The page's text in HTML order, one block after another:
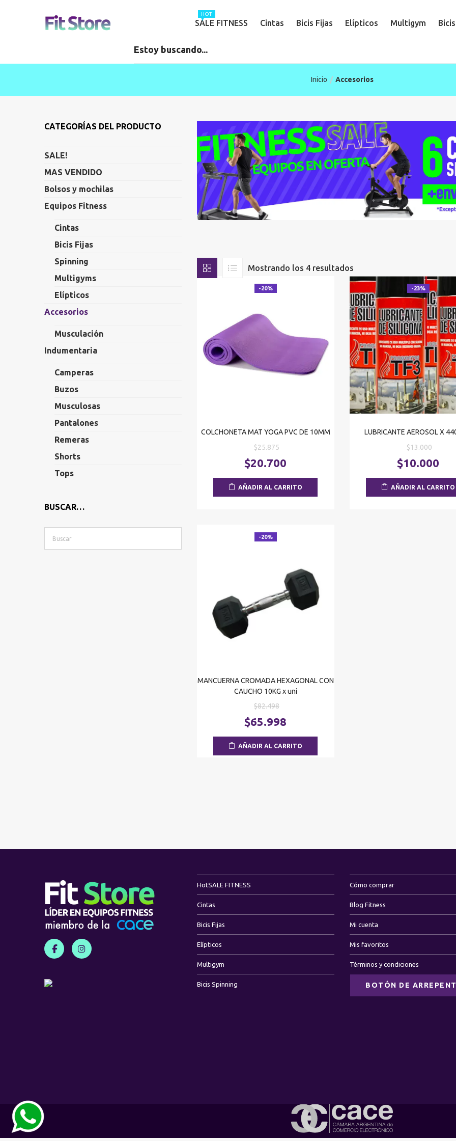
HOT
SALE FITNESS Cintas Bicis Fijas Elípticos Multigym
Inicio Accesorios
Mostrando los 4 resultados
-20%
COLCHONETA MAT YOGA PVC DE 10MM
$25.875El
precio
original
$20.700
AÑADIR AL CARRITO
-23%
LUBRICANTE AEROSOL X
$13.000El
precio
original
$10.000
AÑADIR AL CARRITO
-20%
MANCUERNA CROMADA HEXAGONAL CON
CAUCHO 10KG x uni
$82.498El
precio
original
$65.998
AÑADIR AL CARRITO
CATEGORÍAS DEL PRODUCTO
SALE!
MAS VENDIDO
Bolsos y mochilas
Equipos Fitness
Cintas
Bicis Fijas
Spinning
Multigyms
Elípticos
Accesorios
Musculación
Indumentaria
Camperas
Buzos
Musculosas
Pantalones
Remeras
Shorts
Tops
BUSCAR…
HotSALE FITNESS
Cintas
Bicis Fijas
Elípticos
Multigym
Bicis Spinning
Cómo comprar
Blog Fitness
Mi cuenta
Mis favoritos
Términos y condiciones
BOTÓN DE